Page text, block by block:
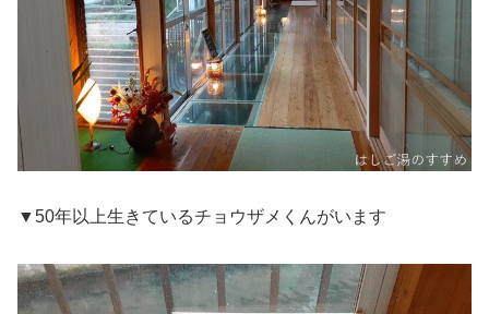
▼50年以上生きているチョウザメくんがいます